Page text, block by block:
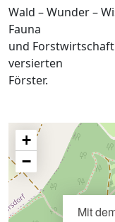
Wald – Wunder –
Fauna
und
versierten
Förster.
Mit
+
−